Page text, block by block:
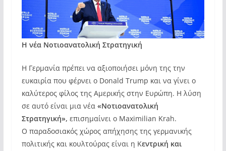
Η νέα Νοτιοανατολική Στρατηγική
Η Γερμανία πρέπει να αξιοποιήσει μόνη της την
ευκαιρία που φέρνει ο Donald Trump και να γίνει ο
καλύτερος φίλος της Αμερικής στην Ευρώπη. Η λύση
σε αυτό είναι μια νέα «Νοτιοανατολική
Στρατηγική», επισημαίνει ο Maximilian Krah.
Ο παραδοσιακός χώρος απήχησης της γερμανικής
πολιτικής και κουλτούρας είναι η Κεντρική και